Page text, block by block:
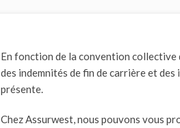
En fonction de la convention collective
des indemnités de fin de carrière et
présente.
Chez Assurwest, nous pouvons vous